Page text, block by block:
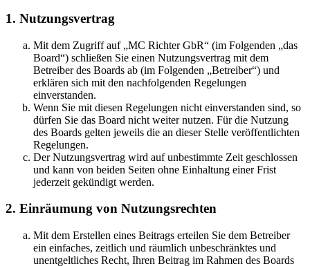
1. Nutzungsvertrag
Mit dem Zugriff auf „MC Richter GbR“ (im Folgenden „das
Board“) schließen Sie einen Nutzungsvertrag mit dem
Betreiber des Boards ab (im Folgenden „Betreiber“) und
erklären sich mit den nachfolgenden Regelungen
einverstanden.
Wenn Sie mit diesen Regelungen nicht einverstanden sind, so
dürfen Sie das Board nicht weiter nutzen. Für die Nutzung
des Boards gelten jeweils die an dieser Stelle veröffentlichten
Regelungen.
Der Nutzungsvertrag wird auf unbestimmte Zeit geschlossen
und kann von beiden Seiten ohne Einhaltung einer Frist
jederzeit gekündigt werden.
2. Einräumung von Nutzungsrechten
Mit dem Erstellen eines Beitrags erteilen Sie dem Betreiber
ein einfaches, zeitlich und räumlich unbeschränktes und
unentgeltliches Recht, Ihren Beitrag im Rahmen des Boards